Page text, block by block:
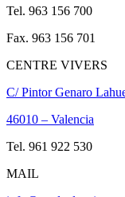
Tel. 963 156 700
Fax. 963 156 701
CENTRE VIVERS
C/ Pintor Genaro
46010 – Valencia
Tel. 961 922 530
MAIL